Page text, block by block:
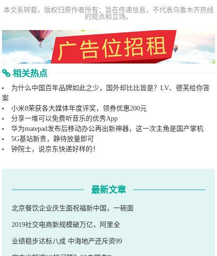
本文系转载，版权归原作者所有；旨在传递信息，不代表乌鲁木齐热线
的观点和立场。
相关热点
为什么中国百年品牌如此之少，国外却比比皆是？LV、德芙给你答
案
小米8荣获各大媒体年度评奖，领券优惠200元
分享一堆可以免费听音乐的优秀App
华为matepad发布后移动办公再出新神器，这一次主角是国产掌机
5G基站新贵，静待放量即可
钟院士，说京东快递好样的！
最新文章
北京餐饮企业庆生面祝福新中国，一碗面
2019社交电商新规模破万亿，阿里全
业绩稳步达标八成 中海地产还斥资99